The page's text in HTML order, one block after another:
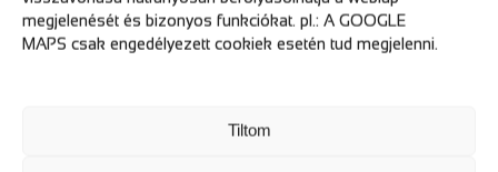
megjelenését és bizonyos funkciókat. pl.: A GOOGLE
MAPS csak engedélyezett cookiek esetén tud megjelenni.
Tiltom